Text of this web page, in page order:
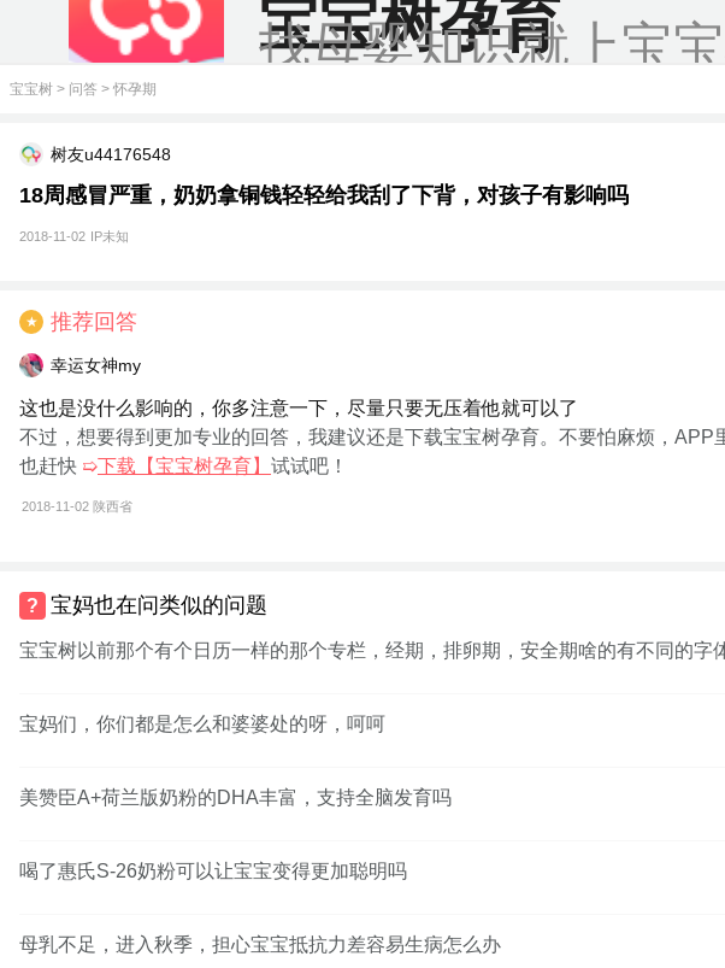
宝宝树孕育
找母婴知识就上宝
宝宝树 > 问答 > 怀孕期
树友u44176548
18周感冒严重，奶奶拿铜钱轻轻给我刮了下背，对孩子有影响吗
2018-11-02 IP未知
★ 推荐回答
幸运女神my
这也是没什么影响的，你多注意一下，尽量只要无压着他就可以了
不过，想要得到更加专业的回答，我建议还是下载宝宝树孕育。不要怕麻烦，
也赶快 ➯下载【宝宝树孕育】 试试吧！
2018-11-02 陕西省
宝妈也在问类似的问题
宝宝树以前那个有个日历一样的那个专栏，经期，排卵期，安全期啥的有不同的字
宝妈们，你们都是怎么和婆婆处的呀，呵呵
美赞臣A+荷兰版奶粉的DHA丰富，支持全脑发育吗
喝了惠氏S-26奶粉可以让宝宝变得更加聪明吗
母乳不足，进入秋季，担心宝宝抵抗力差容易生病怎么办